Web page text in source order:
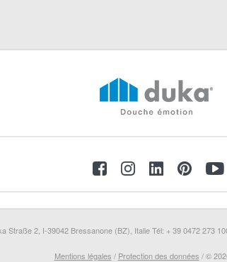
Straße 2, I-39042 Bressanone (BZ), Italie Tél: + 39 0472 273
Mentions légales / Protection des données / ©